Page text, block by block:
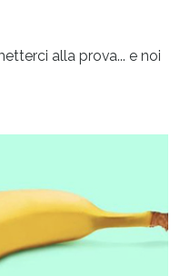
alla prova... e noi